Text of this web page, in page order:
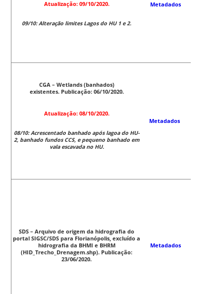
Atualização: 09/10/2020.
09/10: Alteração limites Lagos do HU 1 e 2.
Metadados
CGA – Wetlands (banhados)
existentes. Publicação: 06/10/2020.
Atualização: 08/10/2020.
08/10: Acrescentado banhado após lagoa do HU-
2, banhado fundos CCS, e pequeno banhado em
vala escavada no HU.
Metadados
SDS – Arquivo de origem da hidrografia do
portal SIGSC/SDS para Florianópolis, excluído a
hidrografia da BHMI e BHRM
(HID_Trecho_Drenagem.shp). Publicação:
23/06/2020.
Metadados